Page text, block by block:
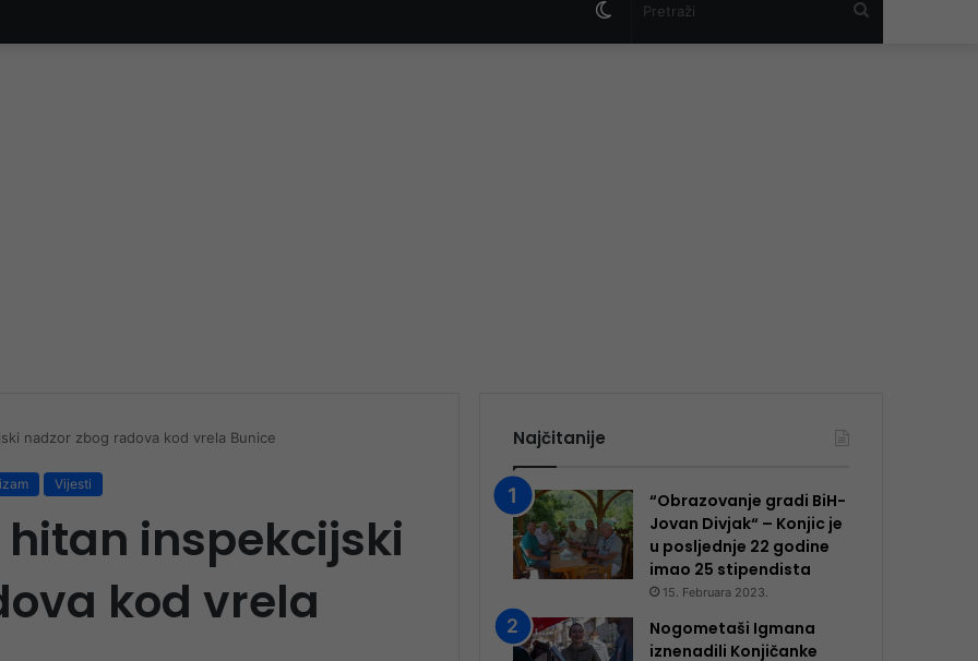
Switch
nadzor zbog radova kod vrela Bunice
Vijesti
hitan inspekcijski
kod vrela
Najčitanije
“Obrazovanje gradi BiH-
Jovan Divjak“ – Konjic je
u posljednje 22 godine
imao 25 ​​stipendista
15. Februara 2023.
Nogometaši Igmana
iznenadili Konjičanke